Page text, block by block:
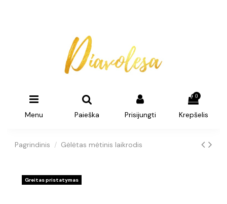
Menu Paieška Prisijungti
0
Krepšelis
Pagrindinis Gėlėtas mėtinis laikrodis
Greitas pristatymas